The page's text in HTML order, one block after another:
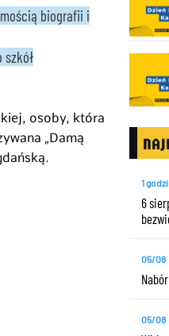
biografii i
osoby, która
„Damą
1
6
05/08
05/08